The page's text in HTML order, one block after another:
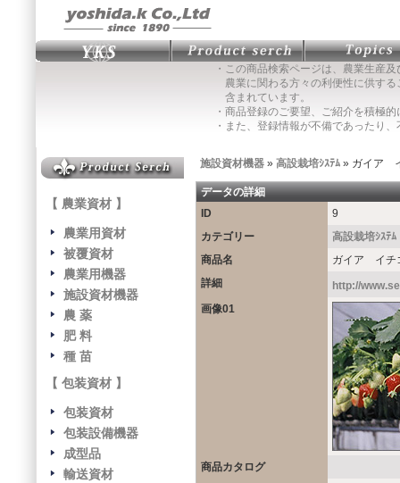
・この商品検索ページは、農業生産
農業に関わる方々の利便性に供する
含まれています。
・商品登録のご要望、ご紹介を積極
・また、登録情報が不備であったり
【 農業資材 】
農業用資材
被覆資材
農業用機器
施設資材機器
農 薬
肥 料
種 苗
【 包装資材 】
包装資材
包装設備機器
成型品
輸送資材
施設資材機器 » 高設栽培ｼｽﾃﾑ » ガイア
データの詳細
ID
9
カテゴリー
高設栽培ｼｽﾃﾑ
商品名
ガイア イチ
詳細
http://
画像01
商品カタログ